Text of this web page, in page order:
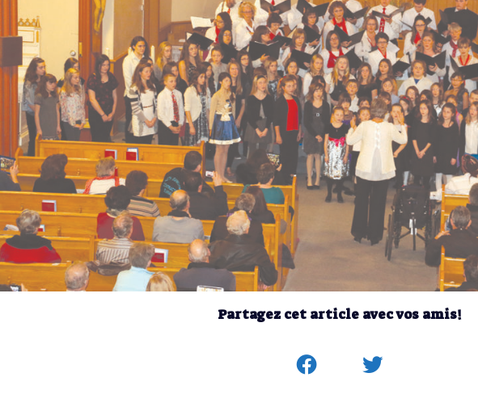
Partagez cet article avec vos amis!